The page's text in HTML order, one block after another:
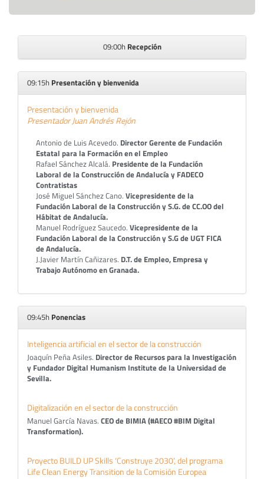
09:00h Recepción
09:15h Presentación y bienvenida
Presentación y bienvenida
Presentador Juan Andrés Rejón
Antonio de Luis Acevedo. Director Gerente de Fundación
Estatal para la Formación en el Empleo
Rafael Sánchez Alcalá. Presidente de la Fundación
Laboral de la Construcción de Andalucía y FADECO
Contratistas
José Miguel Sánchez Cano. Vicepresidente de la
Fundación Laboral de la Construccióny S.G. de CC.OO del
Hábitat de Andalucía.
Manuel Rodríguez Saucedo. Vicepresidente de la
Fundación Laboral de la Construccióny S.G de UGT FICA
de Andalucía.
J.Javier Martín Cañizares. D.T. de Empleo, Empresa y
Trabajo Autónomo en Granada.
09:45h Ponencias
Inteligencia artificial en el sector de la construcción
Joaquín Peña Asiles. Director de Recursos para la Investigación
y Fundador Digital Humanism Institute de la Universidad de
Sevilla.
Digitalización en el sector de la construcción
Manuel García Navas. CEO de BIMIA (#AECO #BIM Digital
Transformation).
Proyecto BUILD UP Skills ‘Construye 2030’, del programa
Life Clean Energy Transition de la Comisión Europea